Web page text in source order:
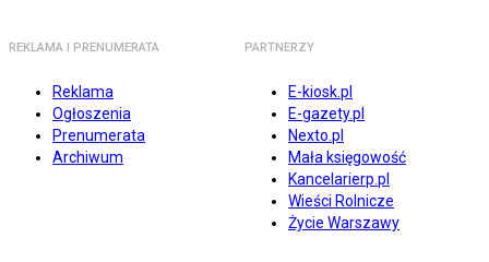
REKLAMA I PRENUMERATA
Reklama
Ogłoszenia
Prenumerata
Archiwum
PARTNERZY
E-kiosk.pl
E-gazety.pl
Nexto.pl
Mała księgowość
Kancelarierp.pl
Wieści Rolnicze
Życie Warszawy